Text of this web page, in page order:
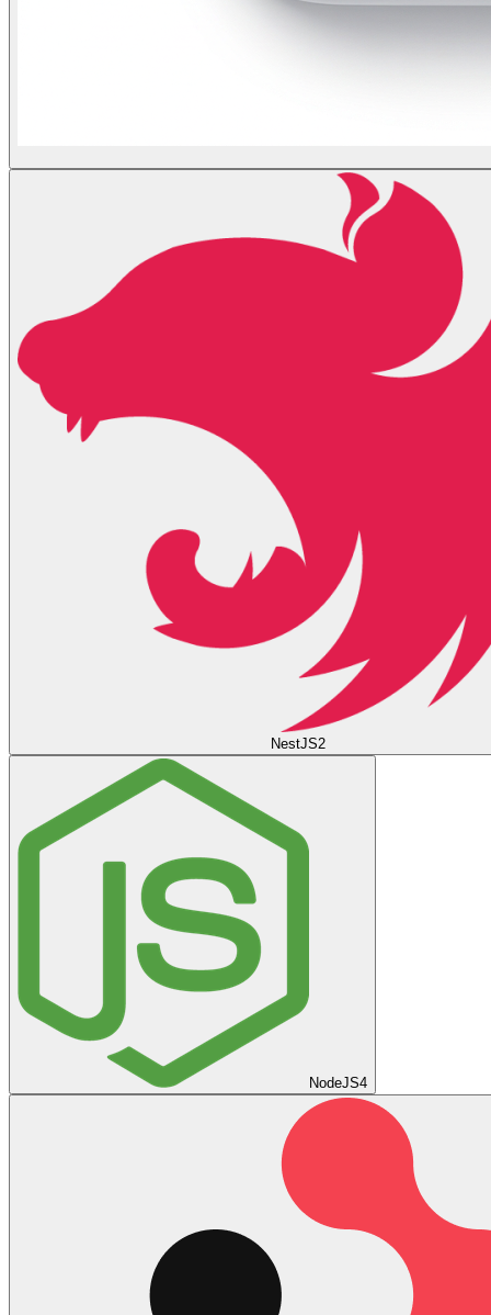
NestJS2
NodeJS4